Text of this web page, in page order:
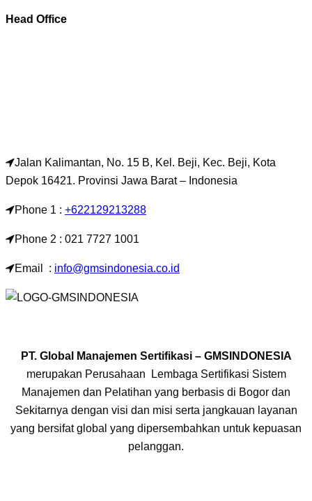
Head Office
Jalan Kalimantan, No. 15 B, Kel. Beji, Kec. Beji, Kota
Depok 16421. Provinsi Jawa Barat – Indonesia
Phone 1 : +622129213288
Phone 2 : 021 7727 1001
Email : info@gmsindonesia.co.id
PT. Global Manajemen Sertifikasi – GMSINDONESIA
merupakan Perusahaan Lembaga Sertifikasi Sistem
Manajemen dan Pelatihan yang berbasis di Bogor dan
Sekitarnya dengan visi dan misi serta jangkauan layanan
yang bersifat global yang dipersembahkan untuk kepuasan
pelanggan.